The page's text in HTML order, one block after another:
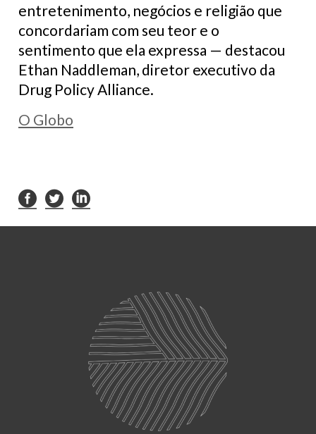
entretenimento, negócios e religião que
concordariam com seu teor e o
sentimento que ela expressa — destacou
Ethan Naddleman, diretor executivo da
Drug Policy Alliance.
O Globo